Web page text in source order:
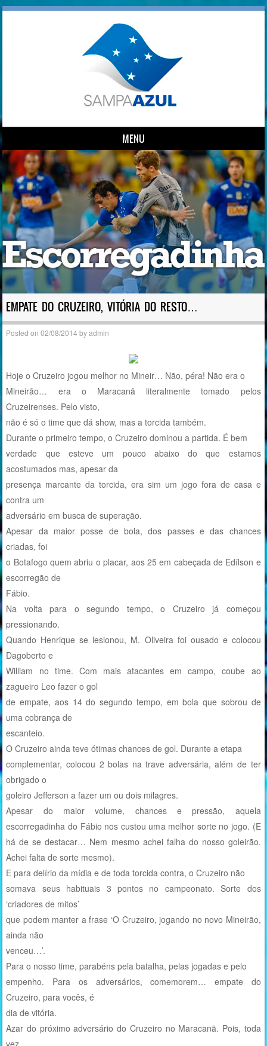
MENU
Skip to content
EMPATE DO CRUZEIRO, VITÓRIA DO RESTO…
Posted on02/08/2014 byadmin
Hoje o Cruzeiro jogou melhor no Mineir… Não, péra! Não era o
Mineirão… era o Maracanã literalmente tomado pelos
Cruzeirenses. Pelo visto,
não é só o time que dá show, mas a torcida também.
Durante o primeiro tempo, o Cruzeiro dominou a partida. É bem
verdade que esteve um pouco abaixo do que estamos
acostumados mas, apesar da
presença marcante da torcida, era sim um jogo fora de casa e
contra um
adversário em busca de superação.
Apesar da maior posse de bola, dos passes e das chances
criadas, foi
o Botafogo quem abriu o placar, aos 25 em cabeçada de Edílson e
escorregão de
Fábio.
Na volta para o segundo tempo, o Cruzeiro já começou
pressionando.
Quando Henrique se lesionou, M. Oliveira foi ousado e colocou
Dagoberto e
William no time. Com mais atacantes em campo, coube ao
zagueiro Leo fazer o gol
de empate, aos 14 do segundo tempo, em bola que sobrou de
uma cobrança de
escanteio.
O Cruzeiro ainda teve ótimas chances de gol. Durante a etapa
complementar, colocou 2 bolas na trave adversária, além de ter
obrigado o
goleiro Jefferson a fazer um ou dois milagres.
Apesar do maior volume, chances e pressão, aquela
escorregadinha do Fábio nos custou uma melhor sorte no jogo. (E
há de se destacar… Nem mesmo achei falha do nosso goleirão.
Achei falta de sorte mesmo).
E para delírio da mídia e de toda torcida contra, o Cruzeiro não
somava seus habituais 3 pontos no campeonato. Sorte dos
‘criadores de mitos’
que podem manter a frase ‘O Cruzeiro, jogando no novo Mineirão,
ainda não
venceu…’.
Para o nosso time, parabéns pela batalha, pelas jogadas e pelo
empenho. Para os adversários, comemorem… empate do
Cruzeiro, para vocês, é
dia de vitória.
Azar do próximo adversário do Cruzeiro no Maracanã. Pois, toda